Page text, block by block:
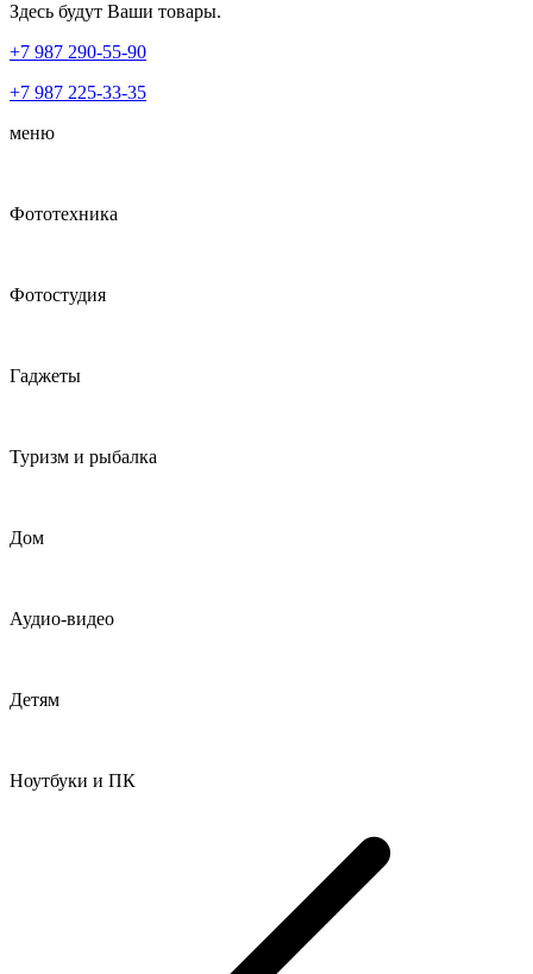
Здесь будут Ваши товары.
+7 987 290-55-90
+7 987 225-33-35
меню
Фототехника
Фотостудия
Гаджеты
Туризм и рыбалка
Дом
Аудио-видео
Детям
Ноутбуки и ПК